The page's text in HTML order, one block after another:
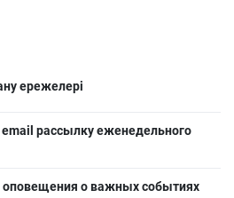
ережелері
рассылку еженедельного
оповещения о важных событиях